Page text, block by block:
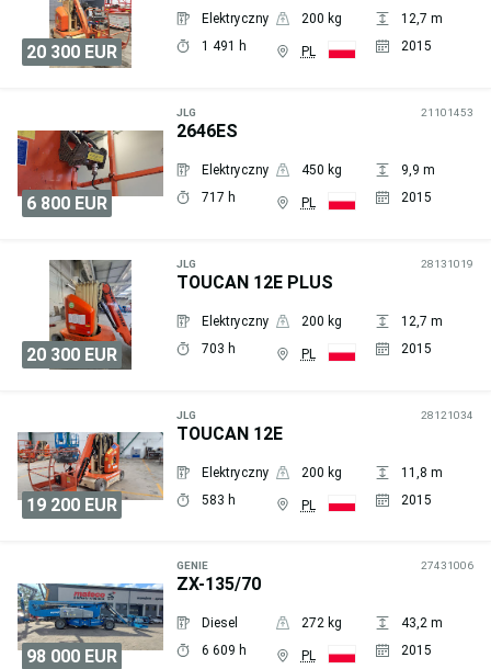
20 300 EUR
Elektryczny 200 kg
12,7 m
1 491 h
PL 2015
6 800 EUR
JLG
2646ES
21101453
Elektryczny 450 kg
9,9 m
717 h
PL 2015
20 300 EUR
JLG
TOUCAN 12E PLUS
28131019
Elektryczny 200 kg
12,7 m
703 h
PL 2015
19 200 EUR
JLG
TOUCAN 12E
28121034
Elektryczny 200 kg
11,8 m
583 h
PL 2015
98 000 EUR
GENIE
ZX-135/70
27431006
Diesel 272 kg
43,2 m
6 609 h
PL 2015